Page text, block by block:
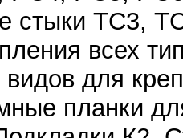
стыки ТС3,
всех
для
планки